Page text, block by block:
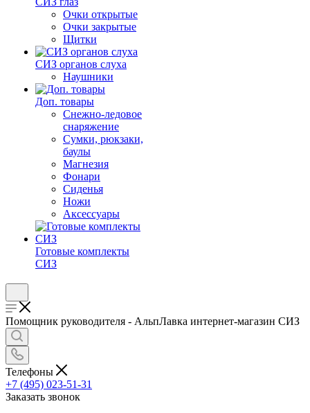
Очки открытые
Очки закрытые
Щитки
СИЗ органов слуха
Наушники
Доп. товары
Снежно-ледовое
снаряжение
Сумки, рюкзаки,
баулы
Магнезия
Фонари
Сиденья
Ножи
Аксессуары
Готовые комплекты
СИЗ
Помощник руководителя - АльпЛавка интернет-магазин СИЗ
Телефоны
+7 (495) 023-51-31
Заказать звонок